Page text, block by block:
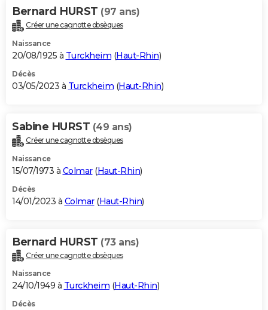
Bernard HURST (97 ans)
Créer une cagnotte obsèques
Naissance
20/08/1925 à Turckheim (Haut-Rhin)
Décès
03/05/2023 à Turckheim (Haut-Rhin)
Sabine HURST (49 ans)
Créer une cagnotte obsèques
Naissance
15/07/1973 à Colmar(Haut-Rhin)
Décès
14/01/2023 à Colmar(Haut-Rhin)
Bernard HURST (73 ans)
Créer une cagnotte obsèques
Naissance
24/10/1949 à Turckheim (Haut-Rhin)
Décès